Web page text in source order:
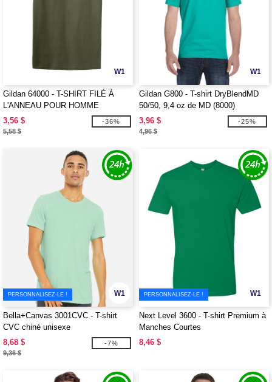
W1
Gildan 64000 - T-SHIRT FILÉ À
L'ANNEAU POUR HOMME
3,56 $
5,58 $
-36%
W1
Gildan G800 - T-shirt DryBlendMD
50/50, 9,4 oz de MD (8000)
3,96 $
4,96 $
-25%
W1
PERSONNALISEZ-LE !
Bella+Canvas 3001CVC - T-shirt
CVC chiné unisexe
8,68 $
9,36 $
-7%
W1
PERSONNALISEZ-LE !
Next Level 3600 - T-shirt Premium à
Manches Courtes
8,46 $